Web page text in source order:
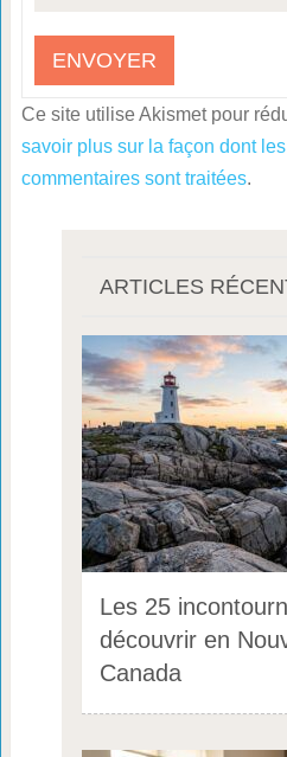
Ce site utilise Akismet pour
savoir plus sur la façon dont
commentaires sont traitées.
ARTICLES
Les 25
découvrir en
Canada